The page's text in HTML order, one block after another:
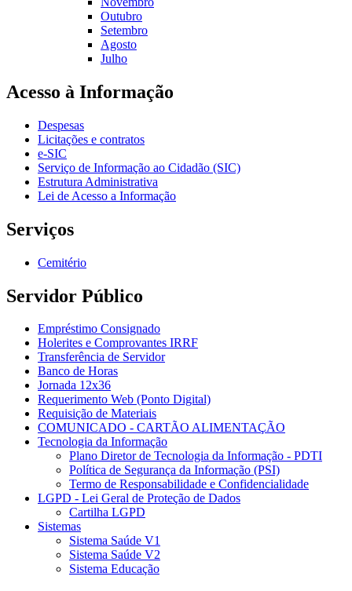
Outubro
Setembro
Agosto
Julho
Acesso à Informação
Despesas
Licitações e contratos
e-SIC
Serviço de Informação ao Cidadão (SIC)
Estrutura Administrativa
Lei de Acesso a Informação
Serviços
Cemitério
Servidor Público
Empréstimo Consignado
Holerites e Comprovantes IRRF
Transferência de Servidor
Banco de Horas
Jornada 12x36
Requerimento Web (Ponto Digital)
Requisição de Materiais
COMUNICADO - CARTÃO ALIMENTAÇÃO
Tecnologia da Informação
Plano Diretor de Tecnologia da Informação - PDTI
Política de Segurança da Informação (PSI)
Termo de Responsabilidade e Confidencialidade
LGPD - Lei Geral de Proteção de Dados
Cartilha LGPD
Sistemas
Sistema Saúde V1
Sistema Saúde V2
Sistema Educação